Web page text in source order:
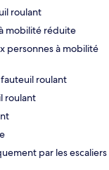
roulant
mobilité réduite
personnes à mobilité
roulant
roulant
par les escaliers